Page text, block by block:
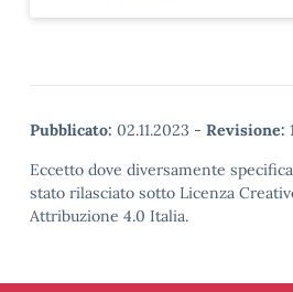
Pubblicato: 02.11.2023 - Revisione:
Eccetto dove diversamente
stato rilasciato sotto Licenza
Attribuzione 4.0 Italia.